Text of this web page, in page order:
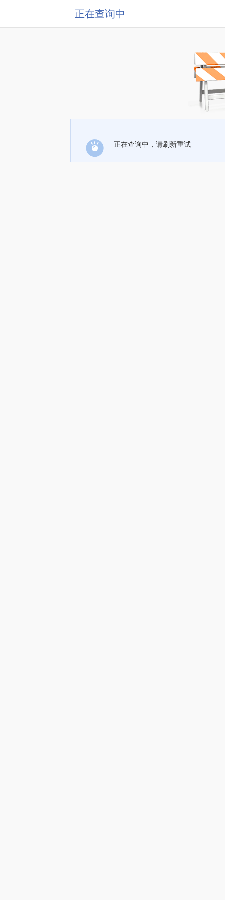
正在查询中
正在查询中，请刷新重试